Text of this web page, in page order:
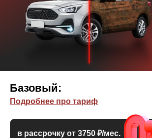
Подробнее про тариф
Базовый:
в рассрочку от 3750 ₽/мес.